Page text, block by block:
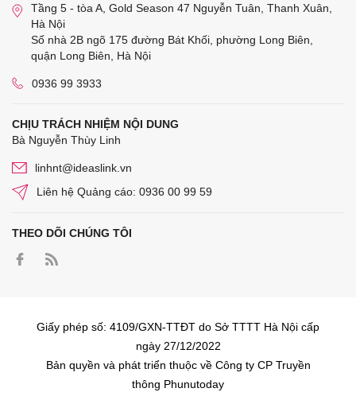
Tầng 5 - tòa A, Gold Season 47 Nguyễn Tuân, Thanh Xuân,
Hà Nội
Số nhà 2B ngõ 175 đường Bát Khối, phường Long Biên,
quận Long Biên, Hà Nội
0936 99 3933
CHỊU TRÁCH NHIỆM NỘI DUNG
Bà Nguyễn Thùy Linh
linhnt@ideaslink.vn
Liên hệ Quảng cáo: 0936 00 99 59
THEO DÕI CHÚNG TÔI
Giấy phép số: 4109/GXN-TTĐT do Sở TTTT Hà Nội cấp
ngày 27/12/2022
Bản quyền và phát triển thuộc về Công ty CP Truyền
thông Phunutoday